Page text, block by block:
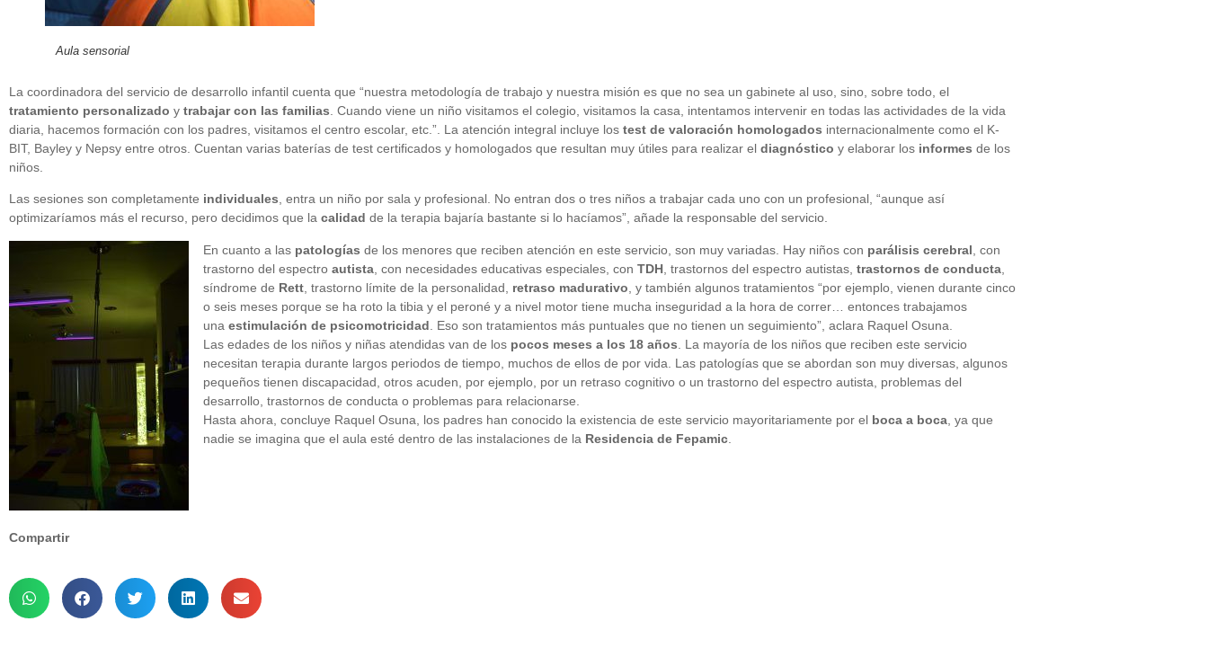
Aula sensorial
La coordinadora del servicio de desarrollo infantil cuenta que “nuestra metodología de trabajo y nuestra misión es que no sea un gabinete al uso, sino, sobre todo, el
tratamiento personalizado y trabajar con las familias . Cuando viene un niño visitamos el colegio, visitamos la casa, intentamos intervenir en todas las actividades de la vida
diaria, hacemos formación con los padres, visitamos el centro escolar, etc.”. La atención integral incluye los test de valoración homologados internacionalmente como el K-
BIT, Bayley y Nepsy entre otros. Cuentan varias baterías de test certificados y homologados que resultan muy útiles para realizar el diagnóstico y elaborar los informes de los
niños.
Las sesiones son completamente individuales, entra un niño por sala y profesional. No entran dos o tres niños a trabajar cada uno con un profesional, “aunque así
optimizaríamos más el recurso, pero decidimos que la calidad de la terapia bajaría bastante si lo hacíamos”, añade la responsable del servicio.
En cuanto a las patologías de los menores que reciben atención en este servicio, son muy variadas. Hay niños con parálisis cerebral , con
trastorno del espectro autista , con necesidades educativas especiales, con TDH , trastornos del espectro autistas, trastornos de conducta
síndrome de Rett , trastorno límite de la personalidad, retraso madurativo , y también algunos tratamientos “por ejemplo, vienen durante cinco
o seis meses porque se ha roto la tibia y el peroné y a nivel motor tiene mucha inseguridad a la hora de correr… entonces trabajamos
una estimulación de psicomotricidad . Eso son tratamientos más puntuales que no tienen un seguimiento”, aclara Raquel Osuna.
Las edades de los niños y niñas atendidas van de los pocos meses a los 18 años . La mayoría de los niños que reciben este servicio
necesitan terapia durante largos periodos de tiempo, muchos de ellos de por vida. Las patologías que se abordan son muy diversas, algunos
pequeños tienen discapacidad, otros acuden, por ejemplo, por un retraso cognitivo o un trastorno del espectro autista, problemas del
desarrollo, trastornos de conducta o problemas para relacionarse.
Hasta ahora, concluye Raquel Osuna, los padres han conocido la existencia de este servicio mayoritariamente por el boca a boca , ya que
nadie se imagina que el aula esté dentro de las instalaciones de la Residencia de Fepamic
Compartir